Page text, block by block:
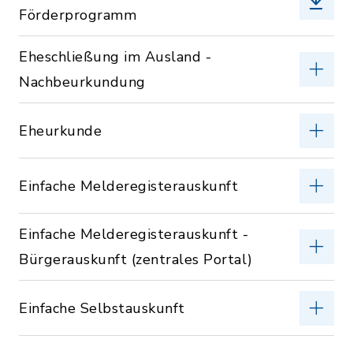
Förderprogramm
Eheschließung im Ausland -
Nachbeurkundung
Eheurkunde
Einfache Melderegisterauskunft
Einfache Melderegisterauskunft -
Bürgerauskunft (zentrales Portal)
Einfache Selbstauskunft